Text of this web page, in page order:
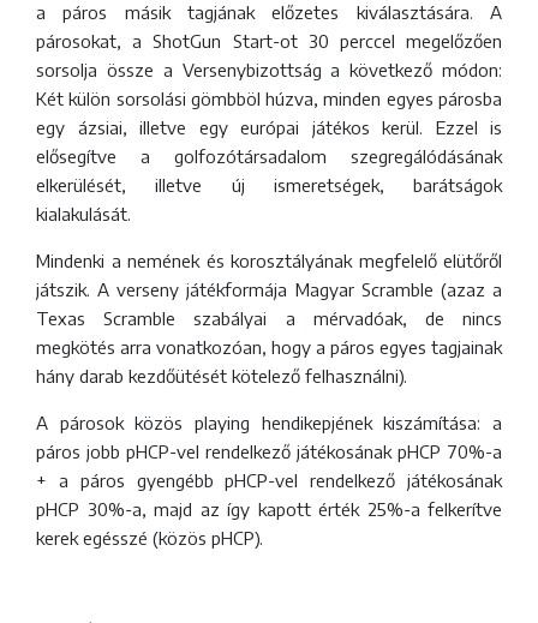
a páros másik tagjának előzetes kiválasztására. A
párosokat, a ShotGun Start-ot 30 perccel megelőzően
sorsolja össze a Versenybizottság a következő módon:
Két külön sorsolási gömbböl húzva, minden egyes párosba
egy ázsiai, illetve egy európai játékos kerül. Ezzel is
elősegítve a golfozótársadalom szegregálódásának
elkerülését, illetve új ismeretségek, barátságok
kialakulását.
Mindenki a nemének és korosztályának megfelelő elütőről
játszik. A verseny játékformája Magyar Scramble (azaz a
Texas Scramble szabályai a mérvadóak, de nincs
megkötés arra vonatkozóan, hogy a páros egyes tagjainak
hány darab kezdőütését kötelező felhasználni).
A párosok közös playing hendikepjének kiszámítása: a
páros jobb pHCP-vel rendelkező játékosának pHCP 70%-a
+ a páros gyengébb pHCP-vel rendelkező játékosának
pHCP 30%-a, majd az így kapott érték 25%-a felkerítve
kerek egésszé (közös pHCP).